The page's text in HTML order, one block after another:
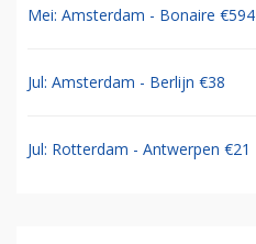
Mei: Amsterdam - Bonaire €594
Jul: Amsterdam - Berlijn €38
Jul: Rotterdam - Antwerpen €21